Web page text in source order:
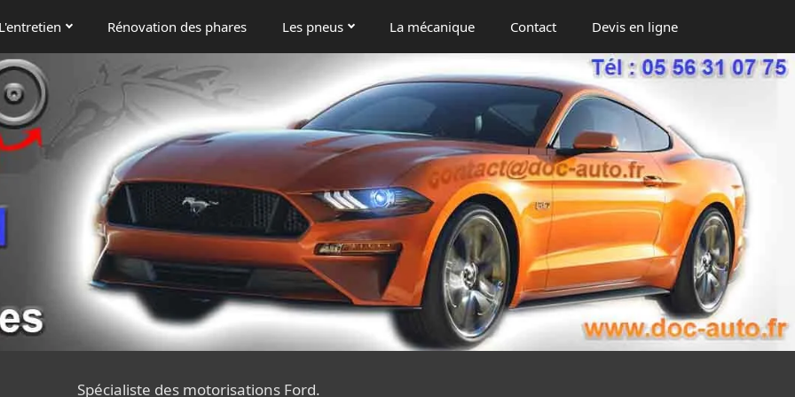
L'entretien Rénovation des phares Les pneus La mécanique Contact Devis en ligne
Spécialiste des motorisations Ford.